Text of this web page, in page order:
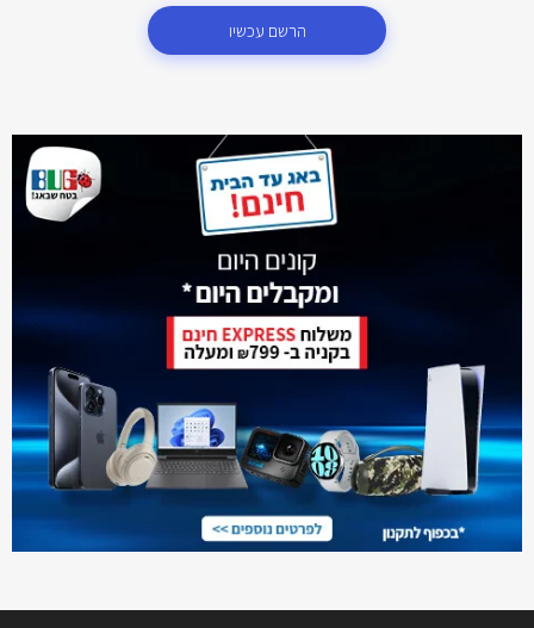
הרשם עכשיו